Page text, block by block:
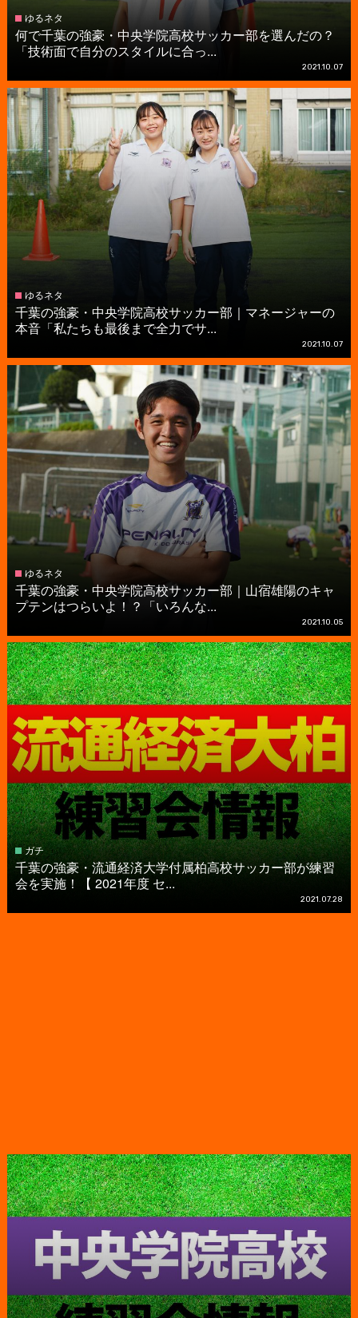
ゆるネタ
何で千葉の強豪・中央学院高校サッカー部を選んだの？
「技術面で自分のスタイルに合っ...
2021.10.07
ゆるネタ
千葉の強豪・中央学院高校サッカー部｜マネージャーの
本音「私たちも最後まで全力でサ...
2021.10.07
ゆるネタ
千葉の強豪・中央学院高校サッカー部｜山宿雄陽のキャ
プテンはつらいよ！？「いろんな...
2021.10.05
ガチ
千葉の強豪・流通経済大学付属柏高校サッカー部が練習
会を実施！【 2021年度 セ...
2021.07.28